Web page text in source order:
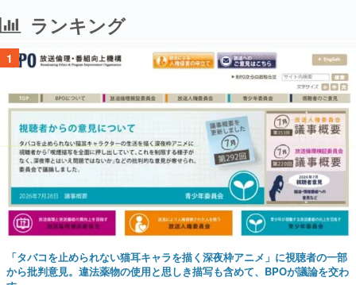
ランキング
1
「タバコを止められない猫耳キャラを描く深夜枠アニメ」に視聴者の一部
から批判意見。違法薬物の使用と思しき描写も含めて、BPOが議論を交わ